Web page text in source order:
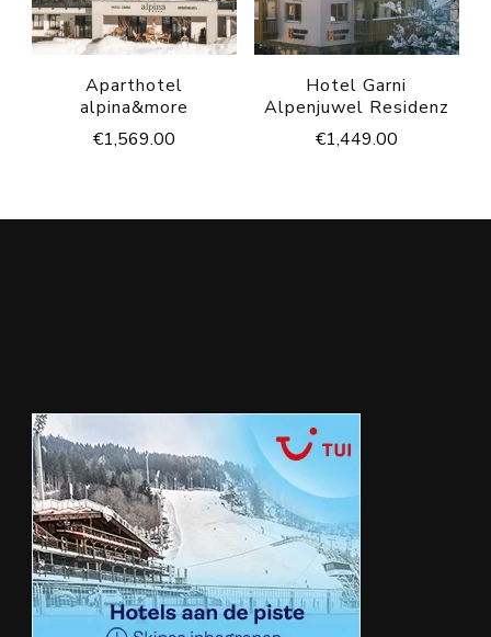
Aparthotel
alpina&more
€1,569.00
Hotel Garni
Alpenjuwel Residenz
€1,449.00